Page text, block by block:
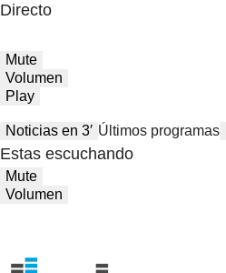
Directo
Mute
Volumen
Play
Noticias en 3′ Últimos programas
Estas escuchando
Mute
Volumen